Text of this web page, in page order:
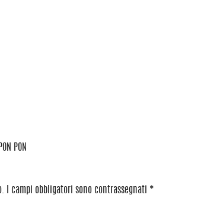
PON
I campi obbligatori sono contrassegnati *